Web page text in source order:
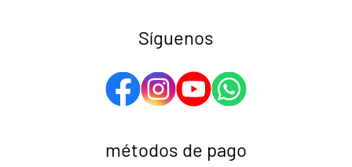
Síguenos
métodos de pago